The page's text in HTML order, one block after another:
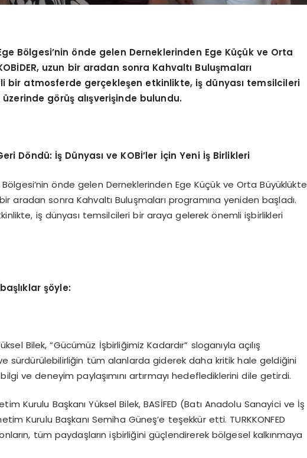
Bölgesi’nin önde gelen Derneklerinden Ege Küçük ve Orta
uzun bir aradan sonra Kahvaltı Buluşmaları
bir atmosferde gerçekleşen etkinlikte, iş dünyası temsilcileri
görüş alışverişinde bulundu.
Döndü: İş Dünyası ve KOBİ’ler İçin Yeni İş Birlikleri
önde gelen Derneklerinden Ege Küçük ve Orta Büyüklükte
aradan sonra Kahvaltı Buluşmaları programına yeniden başladı.
iş dünyası temsilcileri bir araya gelerek önemli işbirlikleri
şöyle:
Bilek, “Gücümüz İşbirliğimiz Kadardır” sloganıyla açılış
sürdürülebilirliğin tüm alanlarda giderek daha kritik hale geldiğini
ve deneyim paylaşımını artırmayı hedeflediklerini dile getirdi.
Kurulu Başkanı Yüksel Bilek, BASİFED (Batı Anadolu Sanayici ve İş
Kurulu Başkanı Semiha Güneş’e teşekkür etti. TURKKONFED
tüm paydaşların işbirliğini güçlendirerek bölgesel kalkınmaya